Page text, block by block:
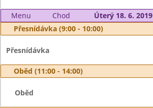
Menu Chod
Úterý 18. 6. 2019
Přesnídávka (9:00 - 10:00)
Přesnídávka
Oběd (11:00 - 14:00)
Oběd